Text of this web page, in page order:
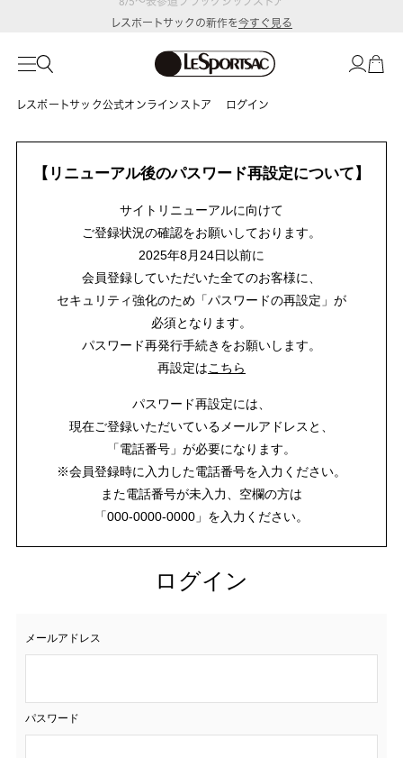
レスポートサックの新作を今すぐ見る
レスポートサック公式オンラインストア ログイン
【リニューアル後のパスワード再設定について】
サイトリニューアルに向けて
ご登録状況の確認をお願いしております。
2025年8月24日以前に
会員登録していただいた全てのお客様に、
セキュリティ強化のため「パスワードの再設定」が
必須となります。
パスワード再発行手続きをお願いします。
再設定はこちら
パスワード再設定には、
現在ご登録いただいているメールアドレスと、
「電話番号」が必要になります。
※会員登録時に入力した電話番号を入力ください。
また電話番号が未入力、空欄の方は
「000-0000-0000」を入力ください。
ログイン
メールアドレス
パスワード